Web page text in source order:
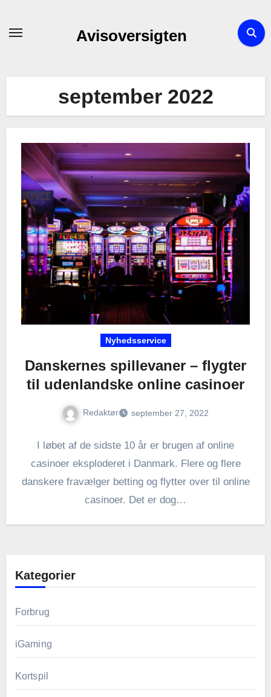
Avisoversigten
september 2022
Nyhedsservice
Danskernes spillevaner – flygter
til udenlandske online casinoer
Redaktør september 27, 2022
I løbet af de sidste 10 år er brugen af online
casinoer eksploderet i Danmark. Flere og flere
danskere fravælger betting og flytter over til online
casinoer. Det er dog…
Kategorier
Forbrug
iGaming
Kortspil